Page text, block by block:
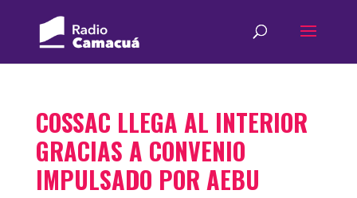
COSSAC LLEGA AL INTERIOR
GRACIAS A CONVENIO
IMPULSADO POR AEBU